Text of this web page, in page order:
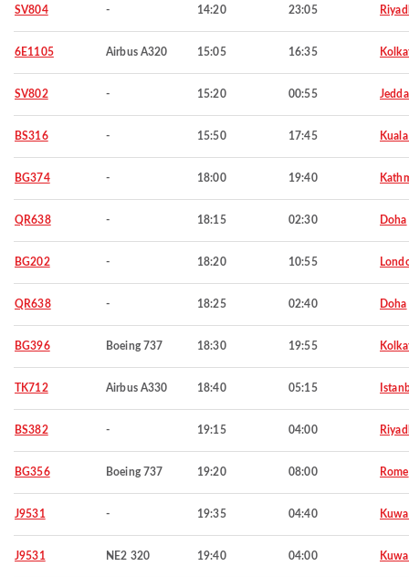
SV804 - 14:20 23:05
6E1105 Airbus A320 15:05 16:35
SV802 - 15:20 00:55
BS316 - 15:50 17:45
BG374 - 18:00 19:40
QR638 - 18:15 02:30 Doha
BG202 - 18:20 10:55
QR638 - 18:25 02:40 Doha
BG396 Boeing 737 18:30 19:55
TK712 Airbus A330 18:40 05:15
BS382 - 19:15 04:00
BG356 Boeing 737 19:20 08:00 Rome
J9531 - 19:35 04:40
J9531 NE2 320 19:40 04:00